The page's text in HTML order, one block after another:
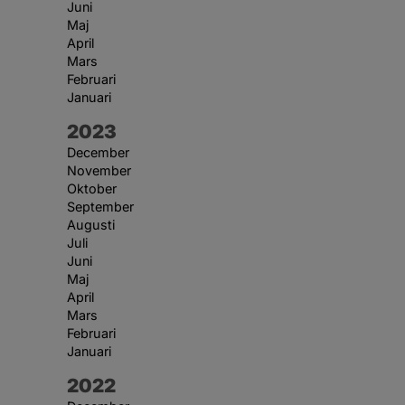
Juni
Maj
April
Mars
Februari
Januari
År:
2023
December
November
Oktober
September
Augusti
Juli
Juni
Maj
April
Mars
Februari
Januari
År:
2022